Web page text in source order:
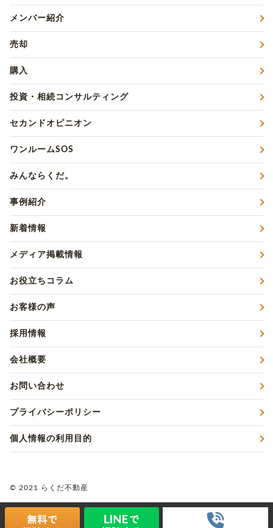
メンバー紹介
売却
購入
投資・相続コンサルティング
セカンドオピニオン
ワンルームSOS
みんならくだ。
事例紹介
新着情報
メディア掲載情報
お役立ちコラム
お客様の声
採用情報
会社概要
お問い合わせ
プライバシーポリシー
個人情報の利用目的
© 2021 らくだ不動産